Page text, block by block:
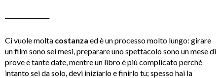
Ci vuole molta costanza ed è un processo molto lungo: girare
un film sono sei mesi, preparare uno spettacolo sono un mese di
prove e tante date, mentre un libro è più complicato perché
intanto sei da solo, devi iniziarlo e finirlo tu; spesso hai la